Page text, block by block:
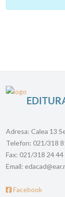
Adresa: Calea 13
Telefon: 021/318
Fax: 021/318 24 44
Email:
Facebook